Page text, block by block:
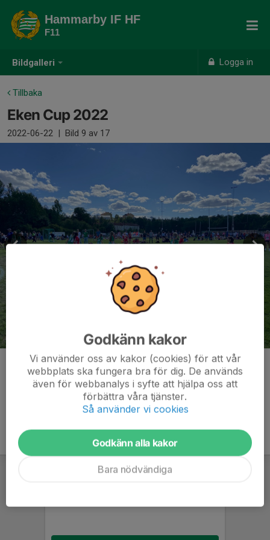
Bildgalleri Logga in
Hammarby IF HF
F11
Tillbaka
Eken Cup 2022
2022-06-22 | Bild 9 av 17
Kommentarer
Godkänn kakor
Vi använder oss av kakor (cookies) för att vår
webbplats ska fungera bra för dig. De används
även för webbanalys i syfte att hjälpa oss att
förbättra våra tjänster.
Så använder vi cookies
Godkänn alla kakor
Bara nödvändiga